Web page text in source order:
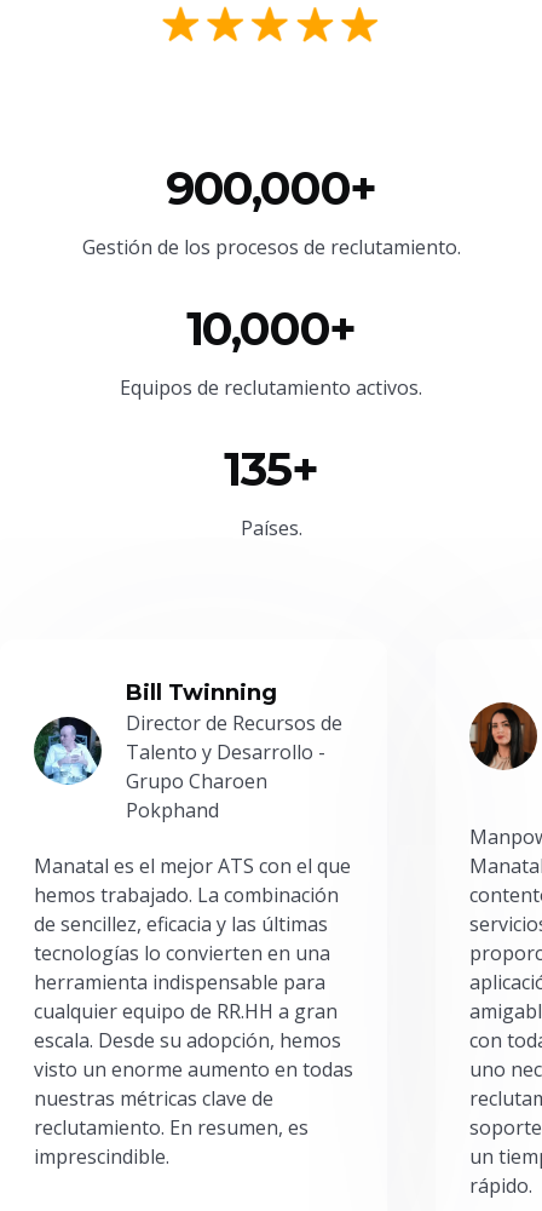
900,000+
Gestión de los procesos de reclutamiento.
10,000+
Equipos de reclutamiento activos.
135+
Países.
Bill Twinning
Director de Recursos de
Talento y Desarrollo -
Grupo Charoen
Pokphand
Manatal es el mejor ATS con el que
hemos trabajado. La combinación
de sencillez, eficacia y las últimas
tecnologías lo convierten en una
herramienta indispensable para
cualquier equipo de RR.HH a gran
escala. Desde su adopción, hemos
visto un enorme aumento en todas
nuestras métricas clave de
reclutamiento. En resumen, es
imprescindible.
con
uno
un
rápido.